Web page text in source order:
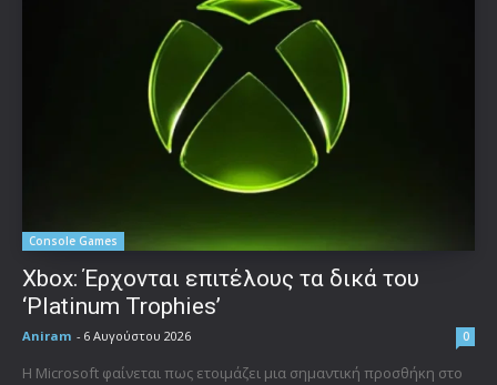
Console Games
Xbox: Έρχονται επιτέλους τα δικά του
‘Platinum Trophies’
Aniram - 6 Αυγούστου 2026 0
Η Microsoft φαίνεται πως ετοιμάζει μια σημαντική προσθήκη στο